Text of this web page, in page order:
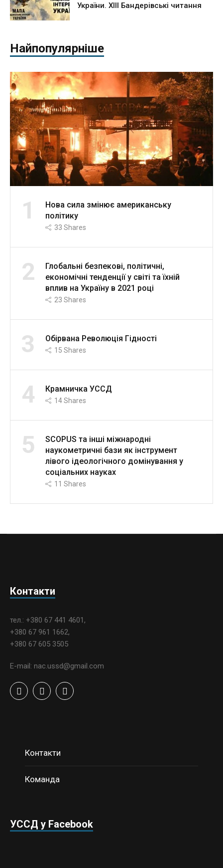
України. ХІІІ Бандерівські читання
Найпопулярніше
1
Нова сила змінює американську
політику
33 Shares
2
Глобальні безпекові, політичні,
економічні тенденції у світі та їхній
вплив на Україну в 2021 році
23 Shares
3 Обірвана Революція Гідності
15 Shares
4 Крамничка УССД
14Shares
5
SCOPUS та інші міжнародні
наукометричні бази як інструмент
лівого ідеологічного домінування у
соціальних науках
11 Shares
Контакти
тел.: +380 67 441 4601,
+380 67 961 1662,
+380 67 605 3505
E-mail: nac.ussd@gmail.com
Контакти
Команда
УССД у Facebook